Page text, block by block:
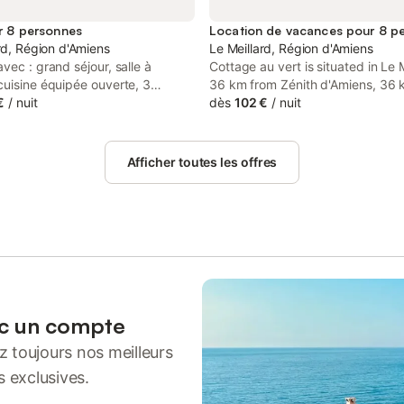
8 personnes
Région d'Amiens
: grand séjour, salle à
équipée ouverte, 3
2 salles de bains avec un wc
Vous disposerez d'une terrasse
et d'un BBQ et meubles de
Autres remarques les
prolongés de 3 jours et les
jours ne peuvent pas être
doiventêtre loués en bloc
/ nuit
Location de vacances pour 8
Le Meillard, Région d'Amiens
Cottage au vert is situated in Le
36 km from Zénith d'Amiens, 36
The Floating gardens Park, as
dès 102 € / nuit
Afficher toutes les offres
un compte
toujours nos meilleurs
exclusives.